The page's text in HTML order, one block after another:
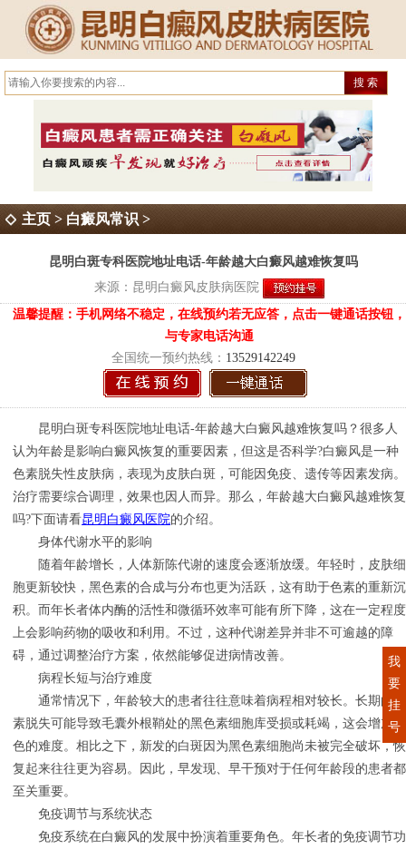
主页 > 白癜风常识 >
昆明白斑专科医院地址电话-年龄越大白癜风越难恢复吗
来源： 昆明白癜风皮肤病医院
温馨提醒：手机网络不稳定，在线预约若无应答，点击一键通话按钮，
与专家电话沟通
全国统一预约热线： 13529142249
昆明白斑专科医院地址电话-年龄越大白癜风越难恢复吗？很多人
认为年龄是影响白癜风恢复的重要因素，但这是否科学?白癜风是一种
色素脱失性皮肤病，表现为皮肤白斑，可能因免疫、遗传等因素发病。
治疗需要综合调理，效果也因人而异。那么，年龄越大白癜风越难恢复
吗?下面请看昆明白癜风医院的介绍。
身体代谢水平的影响
随着年龄增长，人体新陈代谢的速度会逐渐放缓。年轻时，皮肤细
胞更新较快，黑色素的合成与分布也更为活跃，这有助于色素的重新沉
积。而年长者体内酶的活性和微循环效率可能有所下降，这在一定程度
上会影响药物的吸收和利用。不过，这种代谢差异并非不可逾越的障
碍，通过调整治疗方案，依然能够促进病情改善。
病程长短与治疗难度
通常情况下，年龄较大的患者往往意味着病程相对较长。长期的色
素脱失可能导致毛囊外根鞘处的黑色素细胞库受损或耗竭，这会增加复
色的难度。相比之下，新发的白斑因为黑色素细胞尚未被完全破坏，恢
复起来往往更为容易。因此，早发现、早干预对于任何年龄段的患者都
至关重要。
免疫调节与系统状态
免疫系统在白癜风的发展中扮演着重要角色。年长者的免疫调节功
我
要
挂
号